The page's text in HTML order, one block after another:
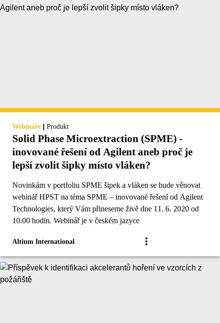
Webináře | Produkt
Solid Phase Microextraction (SPME) -
inovované řešení od Agilent aneb proč je
lepší zvolit šipky místo vláken?
Novinkám v portfoliu SPME šipek a vláken se bude věnovat
webinář HPST na téma SPME – inovované řešení od Agilent
Technologies, který Vám přineseme živě dne 11. 6. 2020 od
10.00 hodin. Webinář je v českém jazyce
Altium International